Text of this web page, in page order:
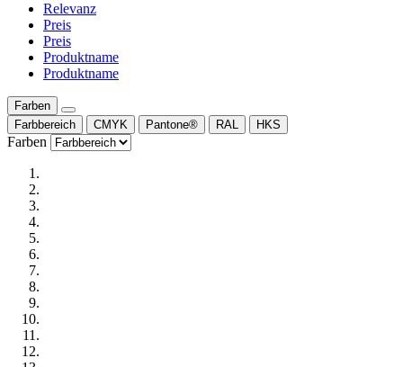
Relevanz
Preis
Preis
Produktname
Produktname
Farben
Farbbereich
CMYK Pantone® RAL HKS
Farben